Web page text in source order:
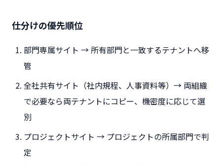
仕分けの優先順位
部門専属サイト → 所有部門と一致するテナントへ移
管
全社共有サイト（社内規程、人事資料等）→ 両組織
で必要なら両テナントにコピー、機密度に応じて選
別
プロジェクトサイト → プロジェクトの所属部門で判
定